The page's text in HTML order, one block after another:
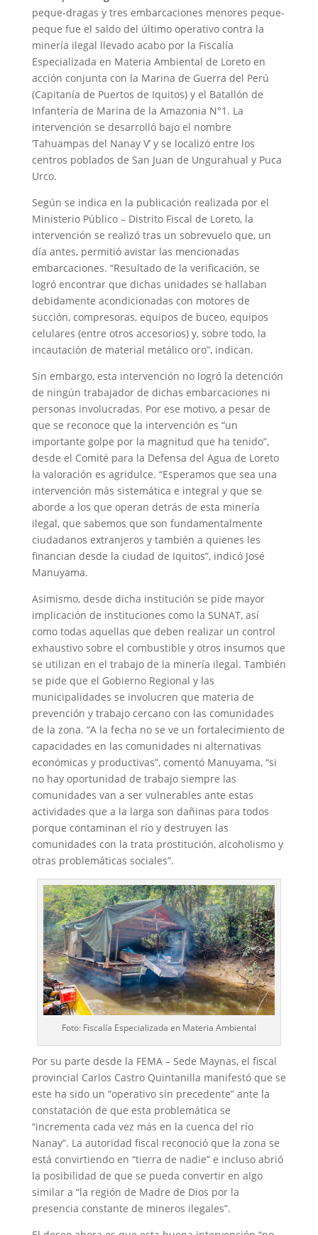
peque-dragas y tres embarcaciones menores peque-
peque fue el saldo del último operativo contra la
minería ilegal llevado acabo por la Fiscalía
Especializada en Materia Ambiental de Loreto en
acción conjunta con la Marina de Guerra del Perú
(Capitanía de Puertos de Iquitos) y el Batallón de
Infantería de Marina de la Amazonia N°1. La
intervención se desarrolló bajo el nombre
‘Tahuampas del Nanay V’ y se localizó entre los
centros poblados de San Juan de Ungurahual y Puca
Urco.
Según se indica en la publicación realizada por el
Ministerio Público – Distrito Fiscal de Loreto, la
intervención se realizó tras un sobrevuelo que, un
día antes, permitió avistar las mencionadas
embarcaciones. “Resultado de la verificación, se
logró encontrar que dichas unidades se hallaban
debidamente acondicionadas con motores de
succión, compresoras, equipos de buceo, equipos
celulares (entre otros accesorios) y, sobre todo, la
incautación de material metálico oro”, indican.
Sin embargo, esta intervención no logró la detención
de ningún trabajador de dichas embarcaciones ni
personas involucradas. Por ese motivo, a pesar de
que se reconoce que la intervención es “un
importante golpe por la magnitud que ha tenido”,
desde el Comité para la Defensa del Agua de Loreto
la valoración es agridulce. “Esperamos que sea una
intervención más sistemática e integral y que se
aborde a los que operan detrás de esta minería
ilegal, que sabemos que son fundamentalmente
ciudadanos extranjeros y también a quienes les
financian desde la ciudad de Iquitos”, indicó José
Manuyama.
Asimismo, desde dicha institución se pide mayor
implicación de instituciones como la SUNAT, así
como todas aquellas que deben realizar un control
exhaustivo sobre el combustible y otros insumos que
se utilizan en el trabajo de la minería ilegal. También
se pide que el Gobierno Regional y las
municipalidades se involucren que materia de
prevención y trabajo cercano con las comunidades
de la zona. “A la fecha no se ve un fortalecimiento de
capacidades en las comunidades ni alternativas
económicas y productivas”, comentó Manuyama, “si
no hay oportunidad de trabajo siempre las
comunidades van a ser vulnerables ante estas
actividades que a la larga son dañinas para todos
porque contaminan el río y destruyen las
comunidades con la trata prostitución, alcoholismo y
otras problemáticas sociales”.
Foto: Fiscalía Especializada en Materia Ambiental
Por su parte desde la FEMA – Sede Maynas, el fiscal
provincial Carlos Castro Quintanilla manifestó que se
este ha sido un “operativo sin precedente” ante la
constatación de que esta problemática se
“incrementa cada vez más en la cuenca del río
Nanay”. La autoridad fiscal reconoció que la zona se
está convirtiendo en “tierra de nadie” e incluso abrió
la posibilidad de que se pueda convertir en algo
similar a “la región de Madre de Dios por la
presencia constante de mineros ilegales”.